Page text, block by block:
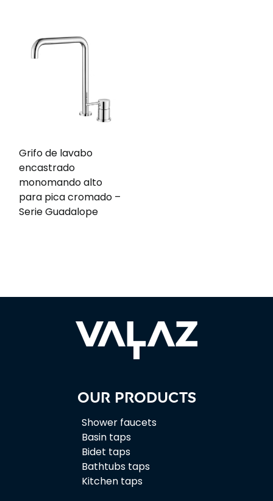
Grifo de lavabo
encastrado
monomando alto
para pica cromado –
Serie Guadalope
Our products
Shower faucets
Basin taps
Bidet taps
Bathtubs taps
Kitchen taps